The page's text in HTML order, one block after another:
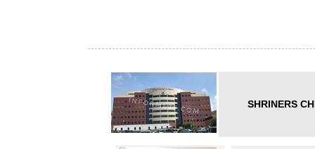
SHRINERS